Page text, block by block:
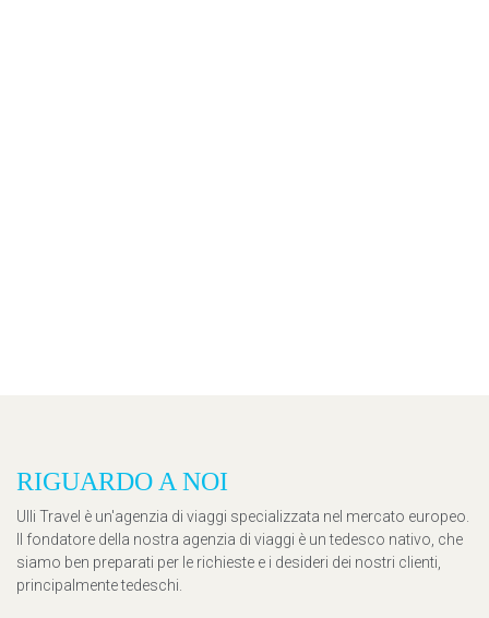
RIGUARDO A NOI
Ulli Travel è un'agenzia di viaggi specializzata nel mercato europeo.
Il fondatore della nostra agenzia di viaggi è un tedesco nativo, che
siamo ben preparati per le richieste e i desideri dei nostri clienti,
principalmente tedeschi.